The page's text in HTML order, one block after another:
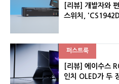
[리뷰] 개발자와
스위치,
퍼스트룩
[리뷰] 에이수스
인치 OLED가 두